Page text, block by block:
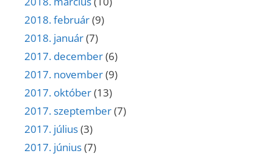
2018. február(9)
2018. január(7)
2017. december(6)
2017. november(9)
2017. október(13)
2017. szeptember(7)
2017. július(3)
2017. június(7)